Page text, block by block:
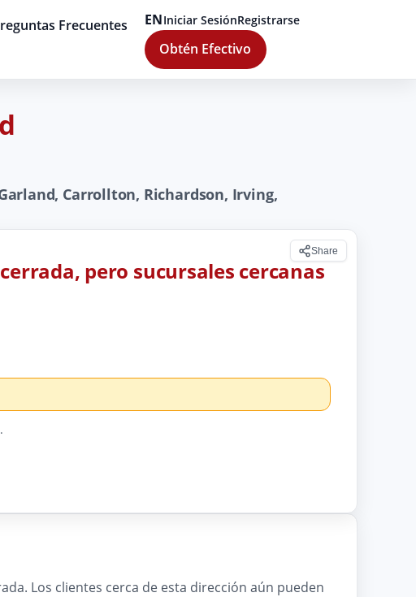
Frecuentes
ENIniciar SesiónRegistrarse
Obtén Efectivo
Carrollton, Richardson, Irving,
Share
pero sucursales cercanas
.
Los clientes cerca de esta dirección aún pueden